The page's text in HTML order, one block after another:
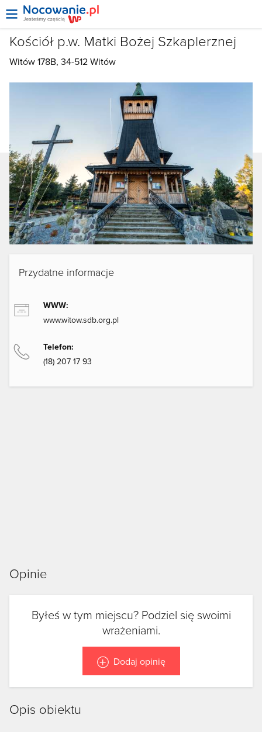
Kościół p.w. Matki Bożej Szkaplerznej
Witów 178B, 34-512Witów
Przydatne informacje
WWW:
www.witow.sdb.org.pl
Telefon:
(18) 207 17 93
Opinie
Byłeś w tym miejscu? Podziel się swoimi
wrażeniami.
Dodaj opinię
Opis obiektu